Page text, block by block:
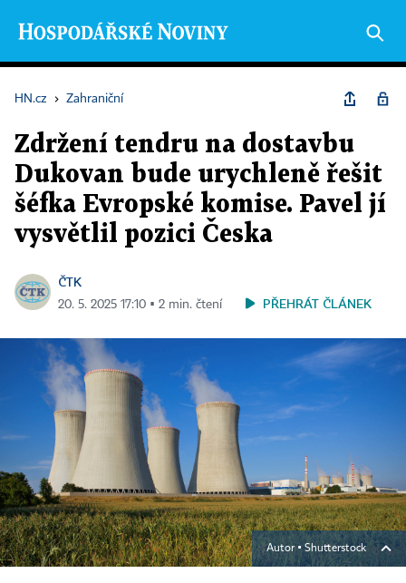
HN.cz › Zahraniční
Zdržení tendru na dostavbu
Dukovan bude urychleně řešit
šéfka Evropské komise. Pavel jí
vysvětlil pozici Česka
ČTK
20. 5. 2025 17:10 ▪ 2 min. čtení PŘEHRÁT ČLÁNEK
Autor ▪Shutterstock